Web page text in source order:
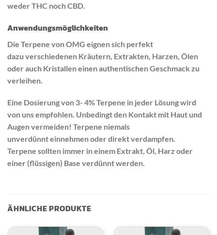
weder THC noch CBD.
Anwendungsmöglichkeiten
Die Terpene von OMG eignen sich perfekt
dazu verschiedenen Kräutern, Extrakten, Harzen, Ölen
oder auch Kristallen einen authentischen Geschmack zu
verleihen.
Eine Dosierung von 3- 4% Terpene in jeder Lösung wird
von uns empfohlen. Unbedingt den Kontakt mit Haut und
Augen vermeiden! Terpene niemals
unverdünnt einnehmen oder direkt verdampfen.
Terpene sollten immer in einem Extrakt, Öl, Harz oder
einer (flüssigen) Base verdünnt werden.
ÄHNLICHE PRODUKTE